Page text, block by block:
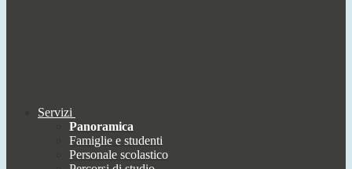
Servizi
Panoramica
Famiglie e studenti
Personale scolastico